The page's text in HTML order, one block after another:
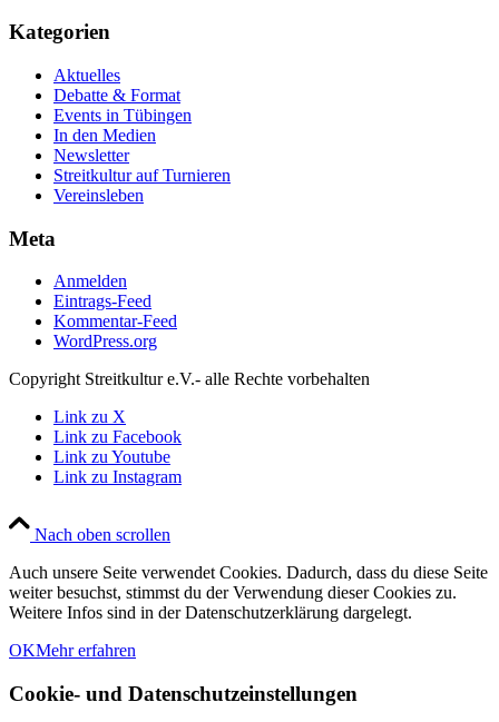
Kategorien
Aktuelles
Debatte & Format
Events in Tübingen
In den Medien
Newsletter
Streitkultur auf Turnieren
Vereinsleben
Meta
Anmelden
Eintrags-Feed
Kommentar-Feed
WordPress.org
Copyright Streitkultur e.V.- alle Rechte vorbehalten
Link zu X
Link zu Facebook
Link zu Youtube
Link zu Instagram
Nach oben scrollen
Auch unsere Seite verwendet Cookies. Dadurch, dass du diese Seite
weiter besuchst, stimmst du der Verwendung dieser Cookies zu.
Weitere Infos sind in der Datenschutzerklärung dargelegt.
OKMehr erfahren
Cookie- und Datenschutzeinstellungen